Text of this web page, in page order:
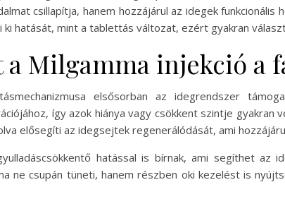
csillapítja, hanem hozzájárul az idegek
hatását, mint a tablettás változat, ezért gyakran
a Milgamma injekció a
elsősorban az idegrendszer
így azok hiánya vagy csökkent szintje
elősegíti az idegsejtek regenerálódását, ami
hatással is bírnak, ami segíthet
ne csupán tüneti, hanem részben oki kezelést is